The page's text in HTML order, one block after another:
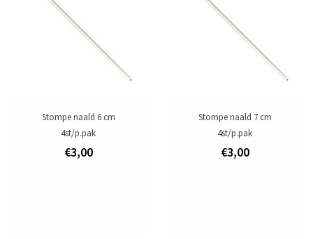
Stompe naald 6 cm
4st/p.pak
€3,00
Stompe naald 7 cm
4st/p.pak
€3,00